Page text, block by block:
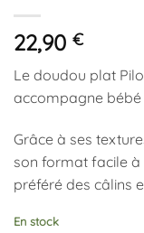
22,90 €
Le doudou plat
accompagne bébé
Grâce à ses
son format facile à
préféré des câlins
En stock